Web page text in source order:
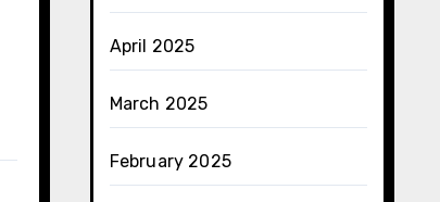
April 2025
March 2025
February 2025